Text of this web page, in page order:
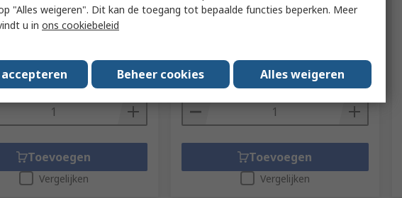
738-5658
(excl. BTW) € 14,55/eenheid
Toevoegen
Vergelijken
RS-stocknr.
€ 14,29 (excl. BTW) € 14,29/eenheid
Aantal
Toevoegen
Vergelijken
"Alles weigeren". Dit kan de toegang tot bepaalde functies beperken. Meer
u in ons cookiebeleid
Beheer cookies Alles weigeren